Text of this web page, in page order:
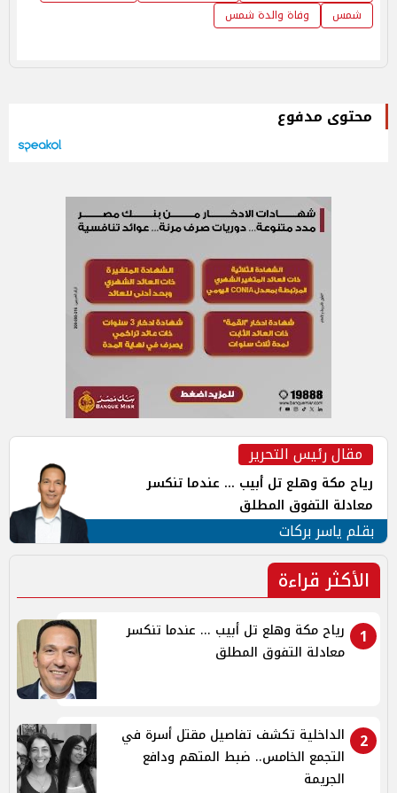
شمس
وفاة والدة شمس
محتوى مدفوع
مقال رئيس التحرير
رياح مكة وهلع تل أبيب ... عندما تنكسر
معادلة التفوق المطلق
بقلم ياسر بركات
الأكثر قراءة
1
رياح مكة وهلع تل أبيب ... عندما تنكسر
معادلة التفوق المطلق
2
الداخلية تكشف تفاصيل مقتل أسرة في
التجمع الخامس.. ضبط المتهم ودافع
الجريمة